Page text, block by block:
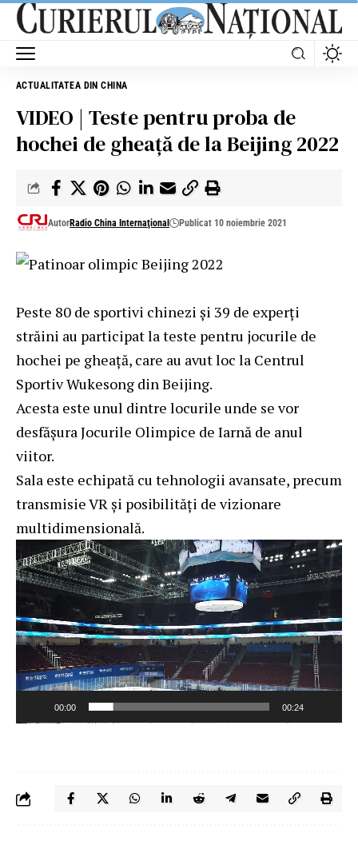
ACTUALITATEA DIN CHINA
VIDEO | Teste pentru proba de
hochei de gheață de la Beijing 2022
AutorRadio China Internaţional Publicat 10 noiembrie 2021
Peste 80 de sportivi chinezi și 39 de experți
străini au participat la teste pentru jocurile de
hochei pe gheață, care au avut loc la Centrul
Sportiv Wukesong din Beijing.
Acesta este unul dintre locurile unde se vor
desfășura Jocurile Olimpice de Iarnă de anul
viitor.
Sala este echipată cu tehnologii avansate, precum
transmisie VR și posibilități de vizionare
multidimensională.
Player
video
00:00 00:24